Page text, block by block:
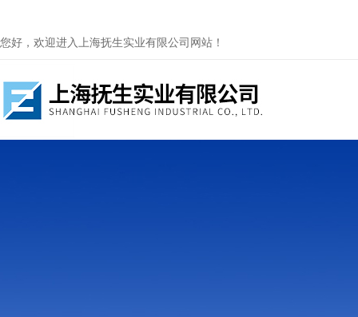
您好，欢迎进入上海抚生实业有限公司网站！